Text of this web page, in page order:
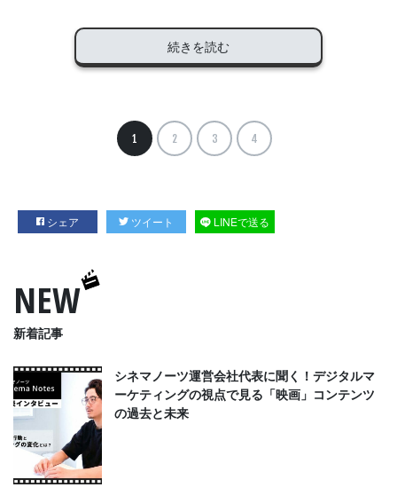
続きを読む
1 2 3 4
シェア ツイート LINEで送る
NEW
新着記事
シネマノーツ運営会社代表に聞く！デジタルマ
ーケティングの視点で見る「映画」コンテンツ
の過去と未来